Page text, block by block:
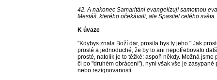
42. A nakonec Samaritáni evangelizují samotnou
Mesiáš, kterého očekávali, ale Spasitel celého světa.
K úvaze
"Kdybys znala Boží dar, prosila bys ty jeho." Jak
prosté a jednoduché, že by to ani nepotřebovalo
prosté, natolik je to těžké: aspoň někdy. Možná
či po "druhém obrácení"), nyní však vše je
nebo rezignovaností.